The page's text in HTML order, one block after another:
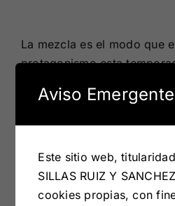
La mezcla es el modo que
protagonismo esta
unen al frío de los tonos
Aviso
Este sitio web,
SILLAS RUIZ Y
cookies propias, con